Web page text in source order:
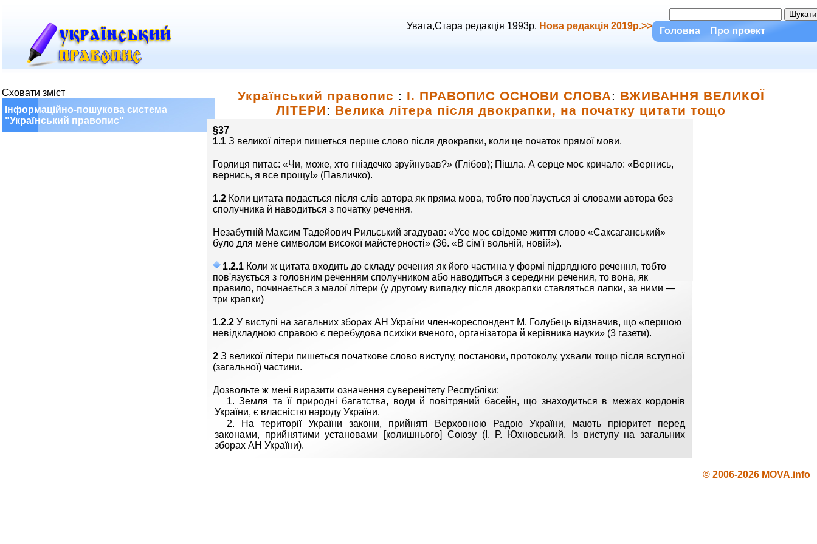
Головна Про проект
Увага,Стара редакція 1993р. Нова редакція 2019р.>>
Сховати зміст
Інформаційно-пошукова система
"Український правопис"
Український правопис : І. ПРАВОПИС ОСНОВИ СЛОВА: ВЖИВАННЯ ВЕЛИКОЇ
ЛІТЕРИ: Велика літера після двокрапки, на початку цитати тощо
§37
1.1 З великої літери пишеться перше слово після двокрапки, коли це початок прямої мови.
Горлиця питає: «Чи, може, хто гніздечко зруйнував?» (Глібов); Пішла. А серце моє кричало: «Вернись,
вернись, я все прощу!» (Павличко).
1.2 Коли цитата подається після слів автора як пряма мова, тобто пов'язується зі словами автора без
сполучника й наводиться з початку речення.
Незабутній Максим Тадейович Рильський згадував: «Усе моє свідоме життя слово «Саксаганський»
було для мене символом високої майстерності» (36. «В сім'ї вольній, новій»).
1.2.1 Коли ж цитата входить до складу речения як його частина у формі підрядного речення, тобто
пов'язується з головним реченням сполучником або наводиться з середини речения, то вона, як
правило, починається з малої літери (у другому випадку після двокрапки ставляться лапки, за ними —
три крапки)
1.2.2 У виступі на загальних зборах АН України член-кореспондент М. Голубець відзначив, що «першою
невідкладною справою є перебудова психіки вченого, організатора й керівника науки» (3 газети).
2 З великої літери пишеться початкове слово виступу, постанови, протоколу, ухвали тощо після вступної
(загальної) частини.
Дозвольте ж мені виразити означення суверенітету Республіки:
1. Земля та її природні багатства, води й повітряний басейн, що знаходиться в межах кордонів
України, є власністю народу України.
2. На території України закони, прийняті Верховною Радою України, мають пріоритет перед
законами, прийнятими установами [колишнього] Союзу (І. Р. Юхновський. Із виступу на загальних
зборах АН України).
© 2006-2026 MOVA.info